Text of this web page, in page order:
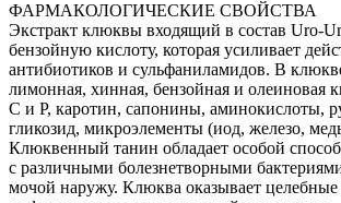
ФАРМАКОЛОГИЧЕСКИЕ СВОЙСТВА
Экстракт клюквы входящий в состав Uro-
бензойную кислоту, которая усиливает
антибиотиков и сульфаниламидов. В
лимонная, хинная, бензойная и олеиновая
С и Р, каротин, сапонины, аминокислоты,
гликозид, микроэлементы (иод, железо,
Клюквенный танин обладает особой
с различными болезнетворными
мочой наружу. Клюква оказывает целебные